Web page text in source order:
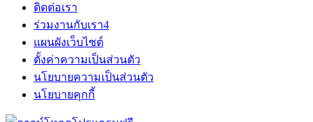
ติดต่อเรา
ร่วมงานกับเรา4
แผนผังเว็บไซต์
ตั้งค่าความเป็นส่วนตัว
นโยบายความเป็นส่วนตัว
นโยบายคุกกี้